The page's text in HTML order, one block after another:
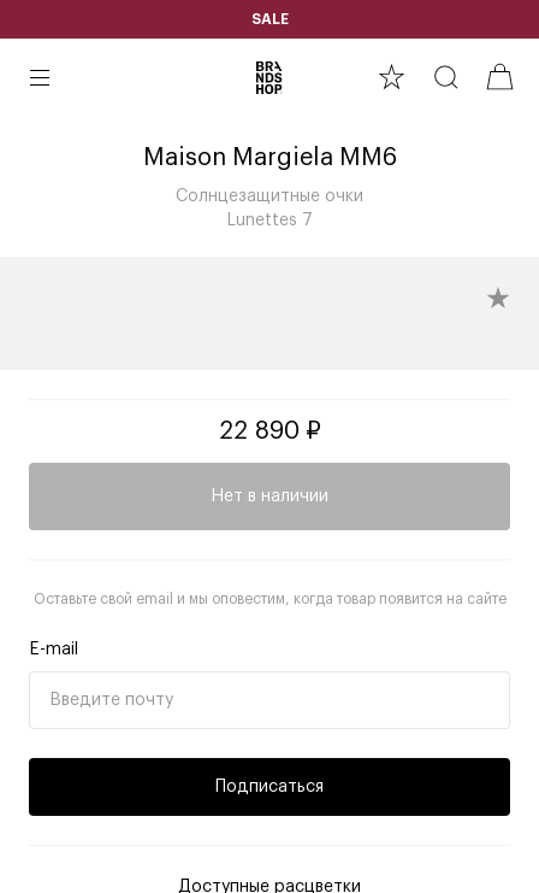
SALE
Maison Margiela MM6
Солнцезащитные очки
Lunettes 7
22 890 ₽
Нет в наличии
Оставьте свой email и мы оповестим, когда товар появится на сайте
E-mail
Подписаться
Доступные расцветки